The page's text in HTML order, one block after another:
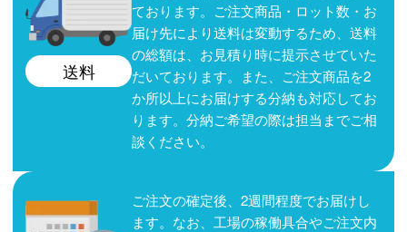
送料
ております。ご注文商品・ロット数・お
届け先により送料は変動するため、送料
の総額は、お見積り時に提示させていた
だいております。また、ご注文商品を2
か所以上にお届けする分納も対応してお
ります。分納ご希望の際は担当までご相
談ください。
ご注文の確定後、2週間程度でお届けし
ます。なお、工場の稼働具合やご注文内